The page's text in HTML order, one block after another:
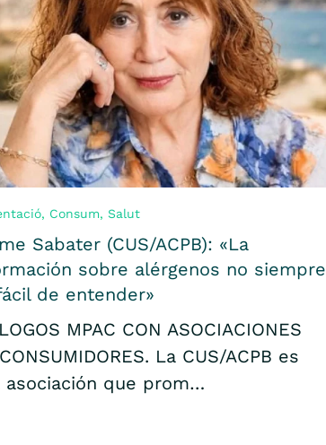
, Consum,Salut
Sabater (CUS/ACPB): «La
sobre alérgenos no siempre
de entender»
MPAC CON ASOCIACIONES
La CUS/ACPB es
asociación que prom…